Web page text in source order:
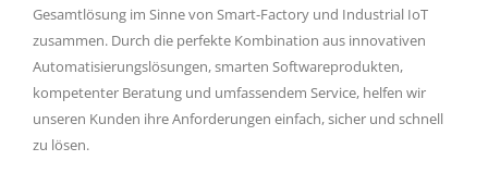
Gesamtlösung im Sinne von Smart-Factory und Industrial IoT
zusammen. Durch die perfekte Kombination aus innovativen
Automatisierungslösungen, smarten Softwareprodukten,
kompetenter Beratung und umfassendem Service, helfen wir
unseren Kunden ihre Anforderungen einfach, sicher und schnell
zu lösen.